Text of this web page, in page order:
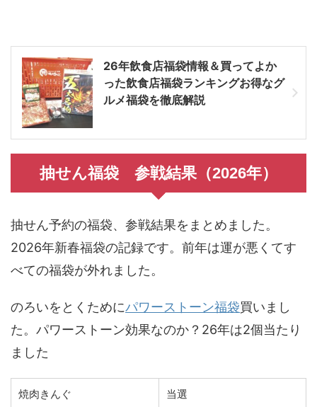
26年飲食店福袋情報＆買ってよか
った飲食店福袋ランキングお得なグ
ルメ福袋を徹底解説
抽せん福袋 参戦結果（2026年）
抽せん予約の福袋、参戦結果をまとめました。
2026年新春福袋の記録です。前年は運が悪くてす
べての福袋が外れました。
のろいをとくためにパワーストーン福袋買いまし
た。パワーストーン効果なのか？26年は2個当たり
ました
焼肉きんぐ 当選